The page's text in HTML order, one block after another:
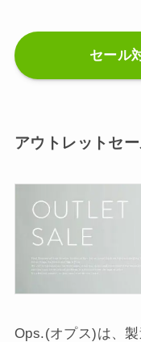
セール
アウトレットセ
Ops.(オプス)は、